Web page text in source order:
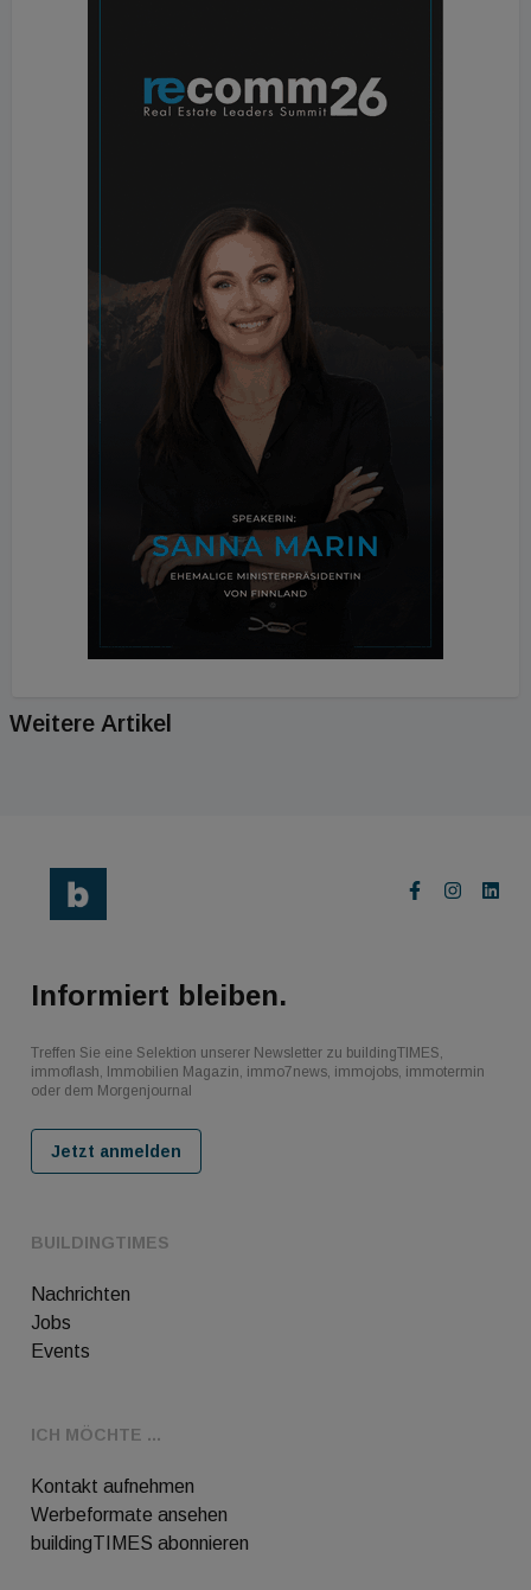
Weitere Artikel
BUILDINGTIMES
Nachrichten
Jobs
Events
ICH MÖCHTE ...
Kontakt aufnehmen
Werbeformate ansehen
buildingTIMES abonnieren
Informiert bleiben.
Treffen Sie eine Selektion unserer Newsletter zu buildingTIMES,
immoflash, Immobilien Magazin, immo7news, immojobs, immotermin
oder dem Morgenjournal
Jetzt anmelden